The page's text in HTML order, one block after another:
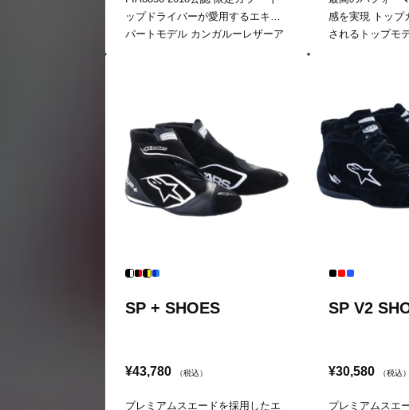
ップドライバーが愛用するエキス
パートモデル カンガルーレザーア
感を実現 トップ
されるトップモ
SP + SHOES
¥43,780 （税込）
プレミアムスエードを採用したエ
SP V2
¥30,580 （税込）
プレミアムスエ